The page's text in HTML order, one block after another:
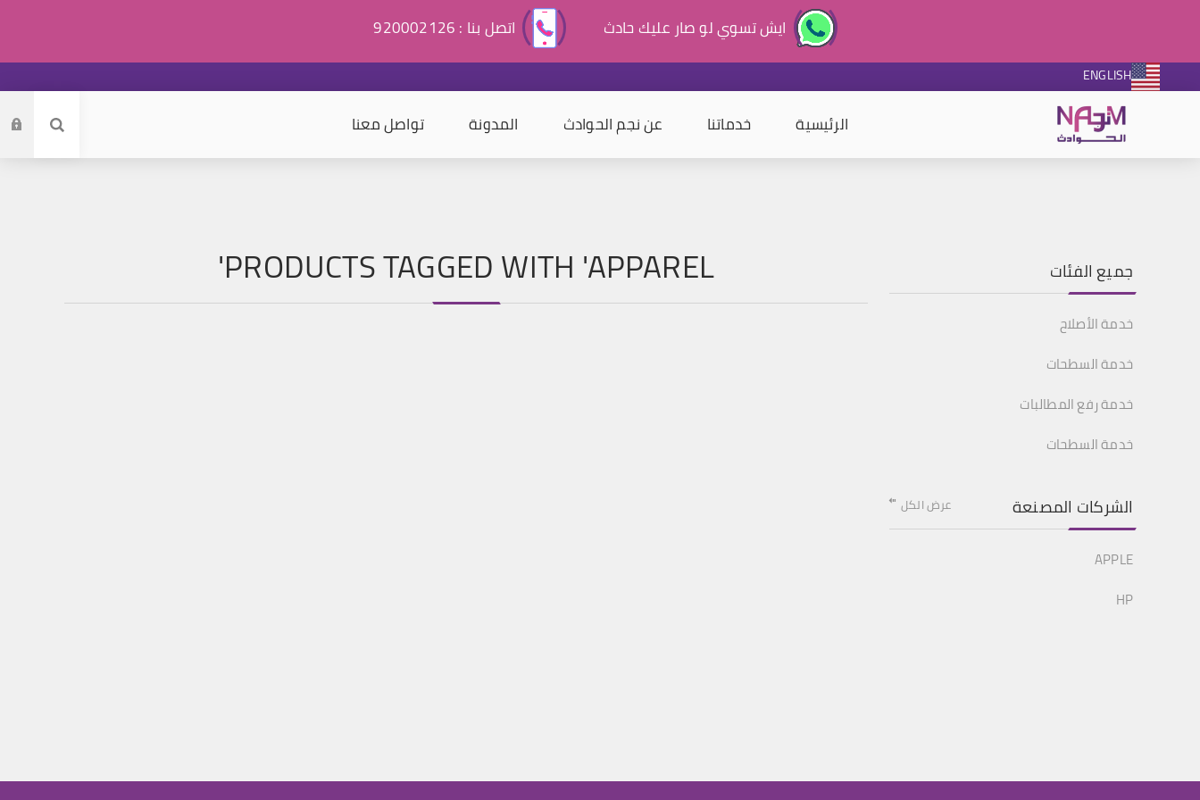
ايش تسوي لو صار عليك حادث اتصل بنا : 920002126
ENGLISH
الرئيسية خدماتنا عن نجم الحوادث المدونة تواصل معنا
PRODUCTS TAGGED WITH 'APPAREL' جميع الفئات
خدمة الأصلاح
خدمة السطحات
خدمة رفع المطالبات
خدمة السطحات
الشركات المصنعة
APPLE
HP
عرض الكل